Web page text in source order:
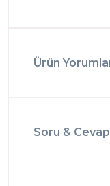
Ürün
Soru & Cevap